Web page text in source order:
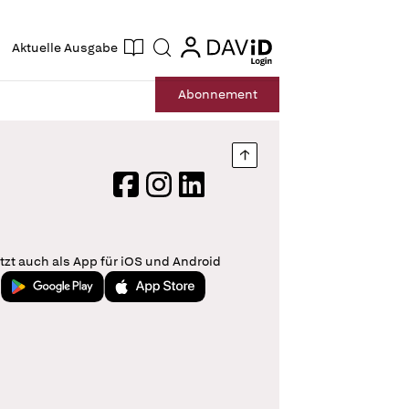
Aktuelle Ausgabe Suche login
login
Abonnement
Nach oben springen
FacebookInstagram
LinkedIn
auch als App für iOS und Android
Jetzt bei Google PlayLaden im App Store